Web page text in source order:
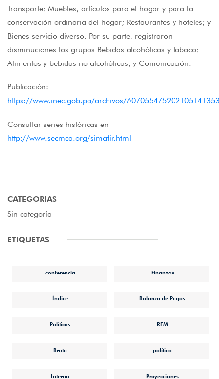
Transporte; Muebles, artículos para el hogar y para la
conservación ordinaria del hogar; Restaurantes y hoteles; y
Bienes servicio diverso. Por su parte, registraron
disminuciones los grupos Bebidas alcohólicas y tabaco;
Alimentos y bebidas no alcohólicas; y Comunicación.
Publicación:
https://www.inec.gob.pa/archivos/
Consultar series históricas en
http://www.secmca.org/simafir.html
CATEGORIAS
Sin categoría
ETIQUETAS
conferencia Finanzas
Índice Balanza de Pagos
Políticas REM
Bruto política
Interno Proyecciones